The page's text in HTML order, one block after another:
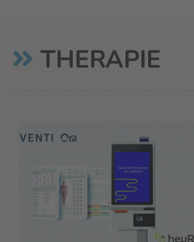
THERAPIE